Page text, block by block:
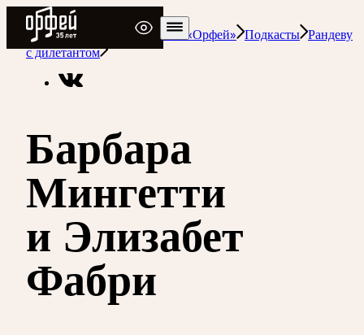
Радио Орфей
Радио классической музыки «Орфей» Подкасты Рандеву
с дилетантом
Барбара
Мингетти
и Элизабет
Фабри